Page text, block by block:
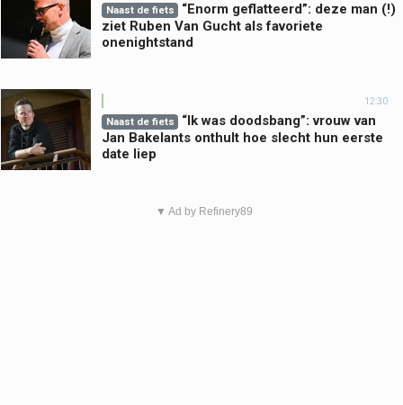
Naast de fiets
“Enorm geflatteerd”: deze man (!)
ziet Ruben Van Gucht als favoriete
onenightstand
12:30
Naast de fiets
“Ik was doodsbang”: vrouw van
Jan Bakelants onthult hoe slecht hun eerste
date liep
▼ Ad by Refinery89